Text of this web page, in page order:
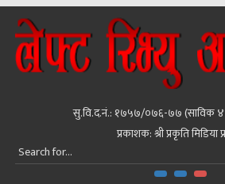
सु.वि.द.नं.: १७५७/०७६-७७ (साविक
प्रकाशक: श्री प्रकृति मिडिया